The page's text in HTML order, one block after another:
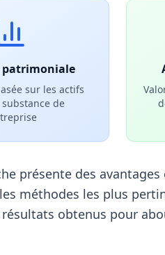
patrimoniale
sur les actifs
de
présente des
méthodes les plus
obtenus pour